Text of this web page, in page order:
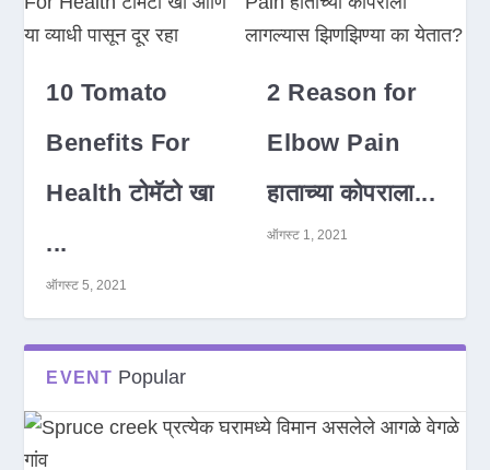
10 Tomato
Benefits For
Health टोमॅटो खा
...
ऑगस्ट 5, 2021
2 Reason for
Elbow Pain
हाताच्या कोपराला...
ऑगस्ट 1, 2021
EVENT Popular